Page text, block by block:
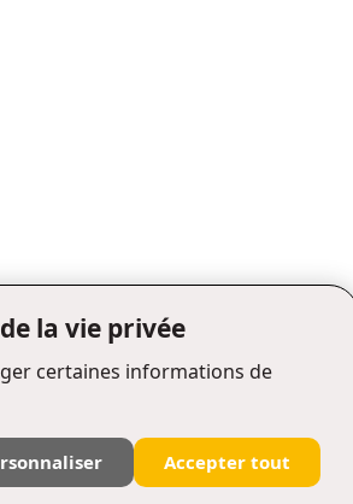
la vie privée
certaines informations de
Accepter tout